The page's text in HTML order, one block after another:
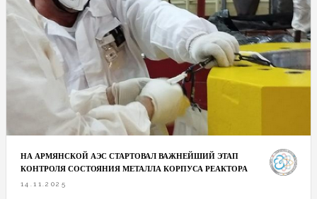
НА АРМЯНСКОЙ АЭС СТАРТОВАЛ ВАЖНЕЙШИЙ ЭТАП
КОНТРОЛЯ СОСТОЯНИЯ МЕТАЛЛА КОРПУСА РЕАКТОРА
14.11.2025